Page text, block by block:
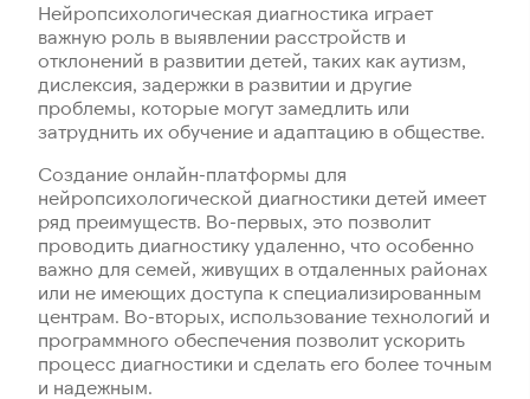
Нейропсихологическая диагностика играет
важную роль в выявлении расстройств и
отклонений в развитии детей, таких как аутизм,
дислексия, задержки в развитии и другие
проблемы, которые могут замедлить или
затруднить их обучение и адаптацию в обществе.
Создание онлайн-платформы для
нейропсихологической диагностики детей имеет
ряд преимуществ. Во-первых, это позволит
проводить диагностику удаленно, что особенно
важно для семей, живущих в отдаленных районах
или не имеющих доступа к специализированным
центрам. Во-вторых, использование технологий и
программного обеспечения позволит ускорить
процесс диагностики и сделать его более точным
и надежным.